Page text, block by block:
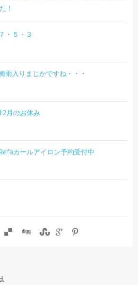
！
７・５・３
雨入りまじかですね・・・
月のお休み
カールアイロン予約受付中